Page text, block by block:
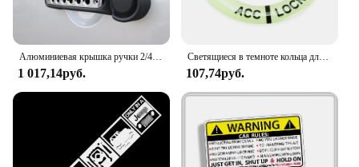
1 017,14руб.
Светящиеся в темноте кольца для ключей зажигания для Jeep Grand Cherokee Xj Wk2 Wj Wrangler Jl Compass
107,74руб.